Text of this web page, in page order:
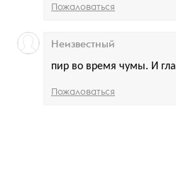
Пожаловаться
пир во время чумы. И
Неизвестный
Пожаловаться